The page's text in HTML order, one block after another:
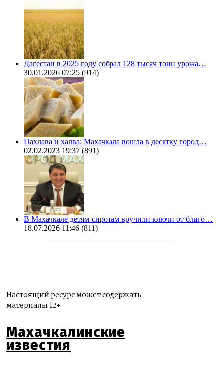
Дагестан в 2025 году собрал 128 тысяч тонн урожа…
30.01.2026 07:25 (914)
Пахлава и халва: Махачкала вошла в десятку город…
02.02.2023 19:37 (891)
В Махачкале детям-сиротам вручили ключи от благо…
18.07.2026 11:46 (811)
Настоящий ресурс может содержать
материалы 12+
Махачкалинские
известия